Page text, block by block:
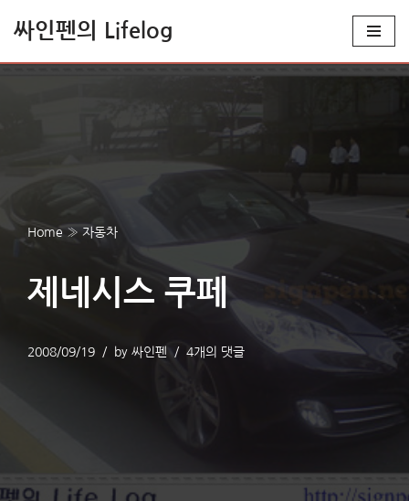
기
싸인펜의 Lifelog
Home » 자동차
제네시스 쿠페
2008/09/19 by 싸인펜 4개의 댓글